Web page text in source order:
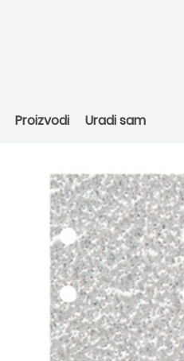
Proizvodi Uradi sam